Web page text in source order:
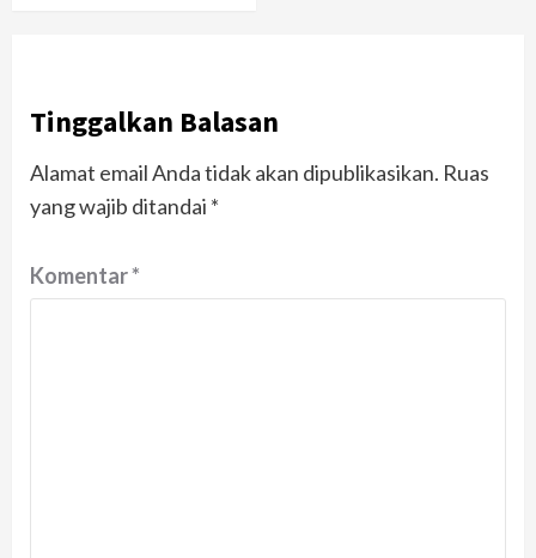
Tinggalkan Balasan
Alamat email Anda tidak akan dipublikasikan. Ruas
yang wajib ditandai *
Komentar*